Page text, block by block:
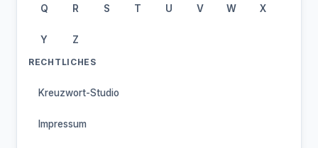
Q R S T U V W X
Y Z
RECHTLICHES
Kreuzwort-Studio
Impressum